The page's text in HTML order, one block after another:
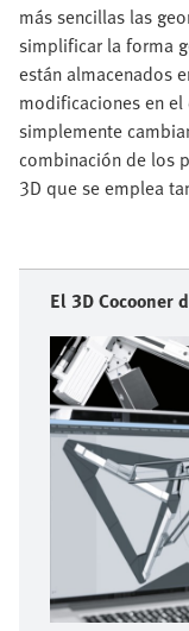
más sencillas las
simplificar la forma
están almacenados
modificaciones en
simplemente
combinación de los
3D que se emplea
El 3D Cocooner